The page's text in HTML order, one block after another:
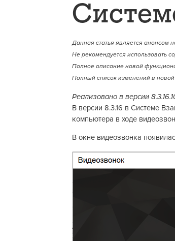
Данная статья является анонсом
Не рекомендуется использовать
Полное описание новой
Полный список изменений в
Реализовано в версии
В версии 8.3.16 в Системе
компьютера в ходе
В окне видеозвонка